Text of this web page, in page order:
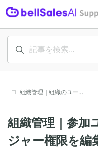
組織管理｜組織のユー…
組織管理｜参加
ジャー権限を編